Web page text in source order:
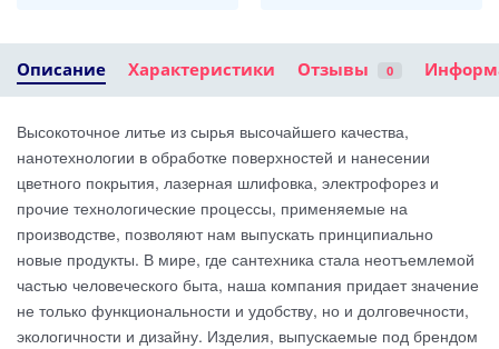
Описание Характеристики Отзывы 0
Высокоточное литье из сырья высочайшего качества,
нанотехнологии в обработке поверхностей и нанесении
цветного покрытия, лазерная шлифовка, электрофорез и
прочие технологические процессы, применяемые на
производстве, позволяют нам выпускать принципиально
новые продукты. В мире, где сантехника стала неотъемлемой
частью человеческого быта, наша компания придает значение
не только функциональности и удобству, но и долговечности,
экологичности и дизайну. Изделия, выпускаемые под брендом